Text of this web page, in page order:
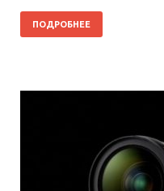
ПОДРОБНЕЕ